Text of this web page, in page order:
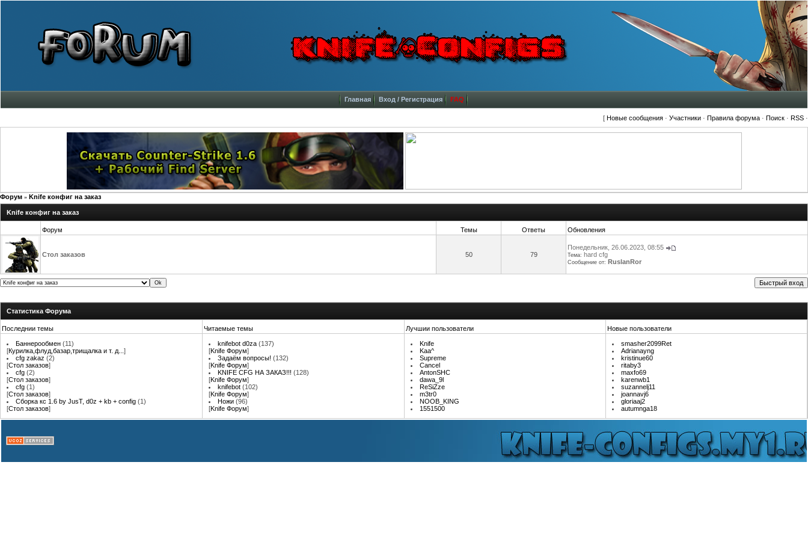
Главная Вход / Регистрация FAQ
[ Новые сообщения · Участники · Правила форума · Поиск · RSS ·
Форум » Knife конфиг на заказ
Knife конфиг на заказ
Форум Темы Ответы Обновления
Стол заказов 50 79
Понедельник, 26.06.2023, 08:55
Тема: hard cfg
Сообщение от: RuslanRor
Статистика Форума
Последнии темы Читаемые темы Лучшии пользователи Новые пользователи
Баннерообмен (11)
[Курилка,флуд,базар,трищалка и т. д... ]
cfg zakaz (2)
[Стол заказов]
cfg (2)
[Стол заказов]
cfg (1)
[Стол заказов]
Сборка кс 1.6 by JusT, d0z + kb + config (1)
[Стол заказов]
knifebot d0za (137)
[Knife Форум]
Задаём вопросы! (132)
[Knife Форум]
KNIFE CFG НА ЗАКАЗ!!! (128)
[Knife Форум]
knifebot (102)
[Knife Форум]
Ножи (96)
[Knife Форум]
Knife
Kaa^
Supreme
Cancel
AntonSHC
dawa_9l
ReSiZze
m3tr0
NOOB_KING
1551500
smasher2099Ret
Adrianayng
kristinue60
ritaby3
maxfo69
karenwb1
suzannelj11
joannavj6
gloriaaj2
autumnga18